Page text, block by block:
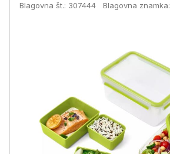
Blagovna št.: 307444 Blagovna znamka: